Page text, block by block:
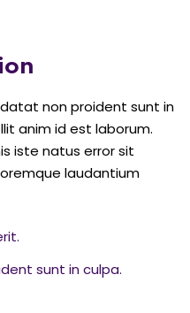
non proident sunt in
anim id est laborum.
iste natus error sit
laudantium
sunt in culpa.